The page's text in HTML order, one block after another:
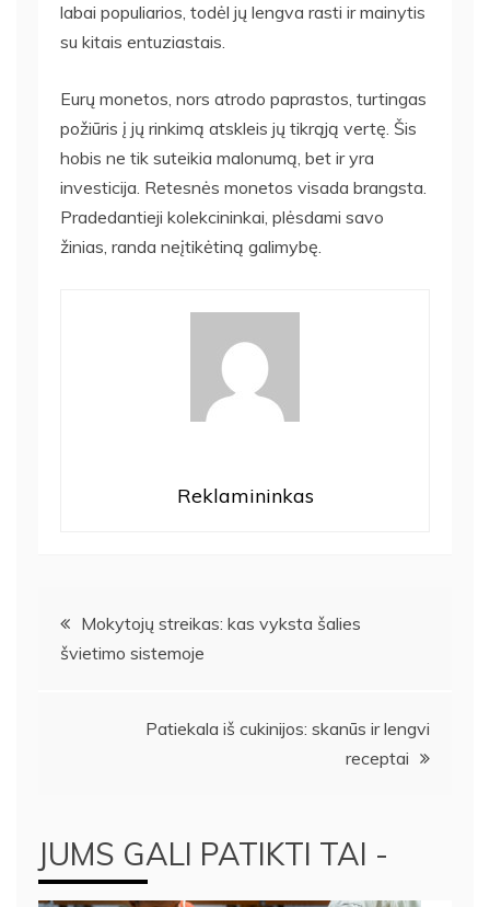
labai populiarios, todėl jų lengva rasti ir mainytis
su kitais entuziastais.
Eurų monetos, nors atrodo paprastos, turtingas
požiūris į jų rinkimą atskleis jų tikrąją vertę. Šis
hobis ne tik suteikia malonumą, bet ir yra
investicija. Retesnės monetos visada brangsta.
Pradedantieji kolekcininkai, plėsdami savo
žinias, randa neįtikėtiną galimybę.
Reklamininkas
Navigacija
tarp
Mokytojų streikas: kas vyksta šalies
švietimo sistemoje
Patiekala iš cukinijos: skanūs ir lengvi
receptai
JUMS GALI PATIKTI TAI -